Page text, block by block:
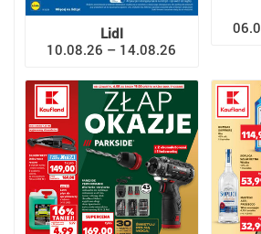
Lidl
10.08.26 – 14.08.26